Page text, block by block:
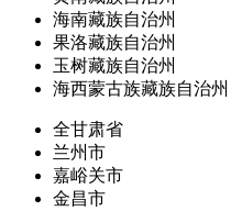
海南藏族自治州
果洛藏族自治州
玉树藏族自治州
海西蒙古族藏族自治州
全甘肃省
兰州市
嘉峪关市
金昌市